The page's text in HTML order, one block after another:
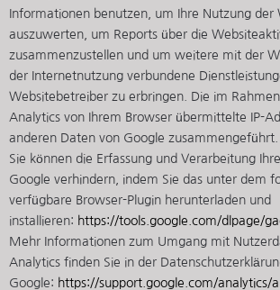
Informationen benutzen, um Ihre Nutzung der
auszuwerten, um Reports über die
zusammenzustellen und um weitere mit der
der Internetnutzung verbundene
Websitebetreiber zu erbringen. Die im
Analytics von Ihrem Browser übermittelte IP-
anderen Daten von Google zusammengeführt.
Sie können die Erfassung und Verarbeitung
Google verhindern, indem Sie das unter dem
verfügbare Browser-Plugin herunterladen und
installieren: https://tools.google.com/dlpage/
Mehr Informationen zum Umgang mit
Analytics finden Sie in der
Google: https://support.google.com/analytics/